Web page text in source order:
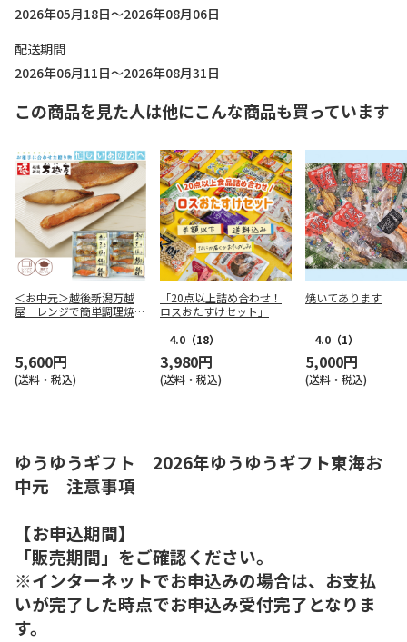
2026年05月18日～2026年08月06日
配送期間
2026年06月11日～2026年08月31日
この商品を見た人は他にこんな商品も買っています
＜お中元＞越後新潟万越
屋 レンジで簡単調理焼魚
5,600円
(送料・税込)
「20点以上詰め合わせ！
ロスおたすけセット」
4.0 （18）
3,980円
(送料・税込)
焼いてあります
4.0 （1）
5,000円
(送料・税込)
ゆうゆうギフト 2026年ゆうゆうギフト東海お
中元 注意事項
【お申込期間】
「販売期間」をご確認ください。
※インターネットでお申込みの場合は、お支払
いが完了した時点でお申込み受付完了となりま
す。